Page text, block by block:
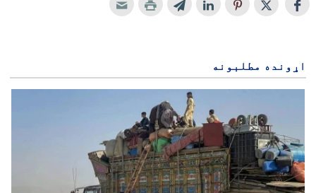
اړونده مطلبونه